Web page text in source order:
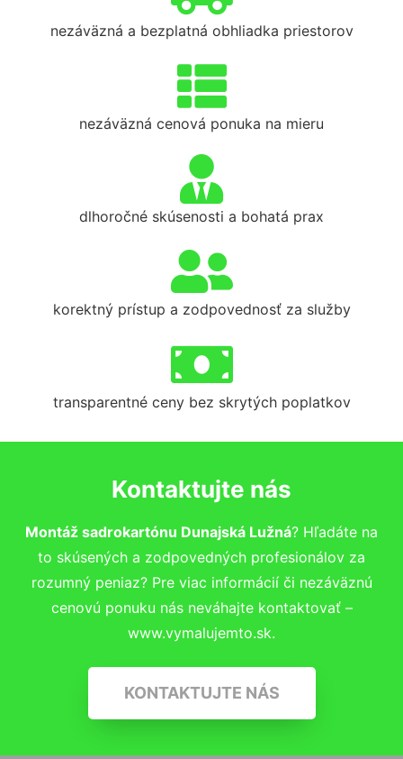
nezáväzná a bezplatná obhliadka priestorov
nezáväzná cenová ponuka na mieru
dlhoročné skúsenosti a bohatá prax
korektný prístup a zodpovednosť za služby
transparentné ceny bez skrytých poplatkov
Kontaktujte nás
Montáž sadrokartónu Dunajská Lužná? Hľadáte na
to skúsených a zodpovedných profesionálov za
rozumný peniaz? Pre viac informácií či nezáväznú
cenovú ponuku nás neváhajte kontaktovať –
www.vymalujemto.sk.
KONTAKTUJTE NÁS